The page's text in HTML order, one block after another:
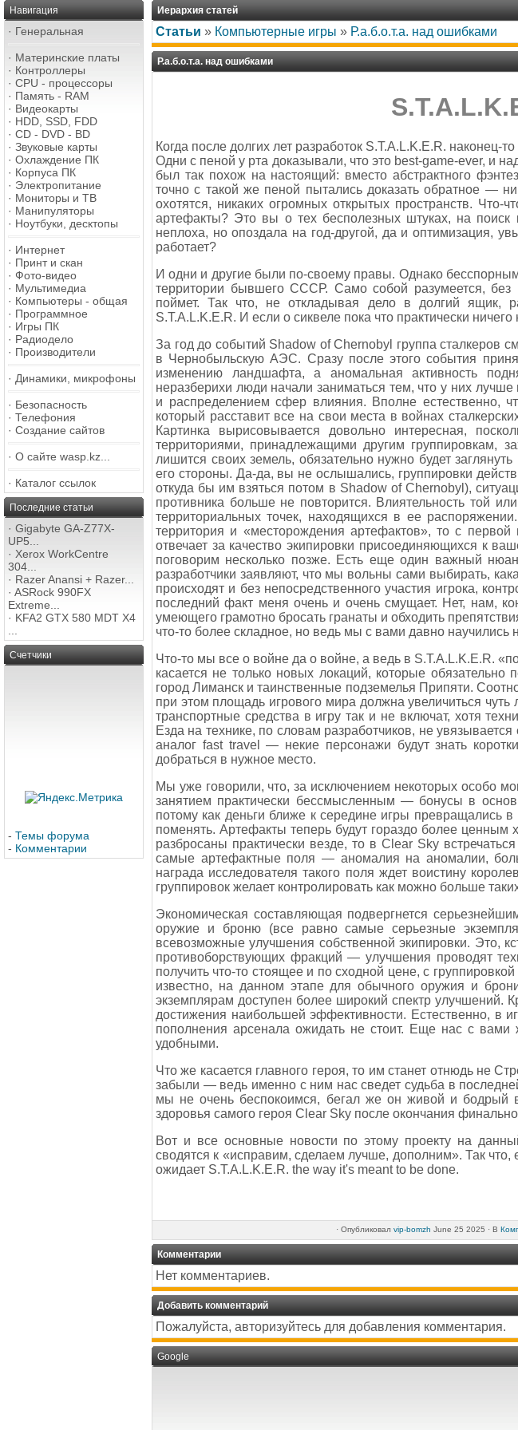
Навигация
· Генеральная
· Материнские платы
· Контроллеры
· CPU - процессоры
· Память - RAM
· Видеокарты
· HDD, SSD, FDD
· CD - DVD - BD
· Звуковые карты
· Охлаждение ПК
· Корпуса ПК
· Электропитание
· Мониторы и ТВ
· Манипуляторы
· Ноутбуки, десктопы
· Интернет
· Принт и скан
· Фото-видео
· Мультимедиа
· Компьютеры - общая
· Программное
· Игры ПК
· Радиодело
· Производители
· Динамики, микрофоны
· Безопасность
· Телефония
· Создание сайтов
· О сайте wasp.kz...
· Каталог ссылок
Последние статьи
· Gigabyte GA-Z77X-
UP5...
· Xerox WorkCentre
304...
· Razer Anansi + Razer...
· ASRock 990FX
Extreme...
· KFA2 GTX 580 MDT X4
Счетчики
- Темы форума
- Комментарии
Иерархия статей
Статьи » Компьютерные игры » Р.а.б.о.т.а. над ошибками
Р.а.б.о.т.а. над ошибками
Когда после долгих лет разработок S.T.A.L.K.E.R.
Одни с пеной у рта доказывали, что это best-game-ever, и
был так похож на настоящий: вместо абстрактного
точно с такой же пеной пытались доказать обратное —
охотятся, никаких огромных открытых пространств.
артефакты? Это вы о тех бесполезных штуках, на
неплоха, но опоздала на год-другой, да и оптимизация,
работает?
И одни и другие были по-своему правы. Однако
территории бывшего СССР. Само собой разумеется,
поймет. Так что, не откладывая дело в долгий ящик,
S.T.A.L.K.E.R. И если о сиквеле пока что практически
За год до событий Shadow of Chernobyl группа
в Чернобыльскую АЭС. Сразу после этого события
изменению ландшафта, а аномальная активность
неразберихи люди начали заниматься тем, что у них
и распределением сфер влияния. Вполне естественно,
который расставит все на свои места в войнах
Картинка вырисовывается довольно интересная,
территориями, принадлежащими другим группировкам,
лишится своих земель, обязательно нужно будет
его стороны. Да-да, вы не ослышались, группировки
откуда бы им взяться потом в Shadow of Chernobyl),
противника больше не повторится. Влиятельность той
территориальных точек, находящихся в ее
территория и «месторождения артефактов», то с
отвечает за качество экипировки присоединяющихся к
поговорим несколько позже. Есть еще один важный
разработчики заявляют, что мы вольны сами выбирать,
происходят и без непосредственного участия игрока,
последний факт меня очень и очень смущает. Нет, нам,
умеющего грамотно бросать гранаты и обходить
что-то более складное, но ведь мы с вами давно
Что-то мы все о войне да о войне, а ведь в S.T.A.L.K.E.R.
касается не только новых локаций, которые
город Лиманск и таинственные подземелья Припяти.
при этом площадь игрового мира должна увеличиться
транспортные средства в игру так и не включат, хотя
Езда на технике, по словам разработчиков, не
аналог fast travel — некие персонажи будут знать
добраться в нужное место.
Мы уже говорили, что, за исключением некоторых особо
занятием практически бессмысленным — бонусы в
потому как деньги ближе к середине игры превращались
поменять. Артефакты теперь будут гораздо более
разбросаны практически везде, то в Clear Sky
самые артефактные поля — аномалия на аномалии,
награда исследователя такого поля ждет воистину
группировок желает контролировать как можно больше
Экономическая составляющая подвергнется
оружие и броню (все равно самые серьезные
всевозможные улучшения собственной экипировки. Это,
противоборствующих фракций — улучшения проводят
получить что-то стоящее и по сходной цене, с
известно, на данном этапе для обычного оружия и
экземплярам доступен более широкий спектр улучшений.
достижения наибольшей эффективности. Естественно, в
пополнения арсенала ожидать не стоит. Еще нас с
удобными.
Что же касается главного героя, то им станет отнюдь не
забыли — ведь именно с ним нас сведет судьба в
мы не очень беспокоимся, бегал же он живой и бодрый в
здоровья самого героя Clear Sky после окончания
Вот и все основные новости по этому проекту на
сводятся к «исправим, сделаем лучше, дополним». Так
ожидает S.T.A.L.K.E.R. the way it's meant to be done.
· Опубликовал vip-bomzh June 25 2025 · В
Комментарии
Нет комментариев.
Добавить комментарий
Пожалуйста, авторизуйтесь для добавления комментария.
Google